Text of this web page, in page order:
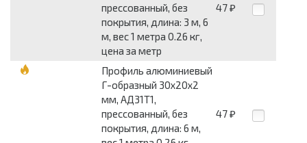
прессованный, без
покрытия, длина: 3 м, 6
м, вес 1 метра 0.26 кг,
цена за метр
47 ₽
Профиль алюминиевый
Г-образный 30x20x2
мм, АД31Т1,
прессованный, без
покрытия, длина: 6 м,
47 ₽